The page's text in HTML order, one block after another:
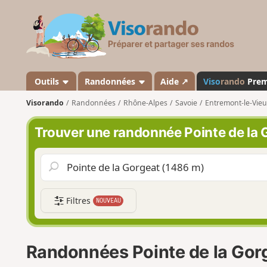
s
a
n
d
o
Outils Randonnées Aide ↗ Visorando
Visorando Randonnées Rhône-Alpes Savoie Entremont-le-
Trouver une randonnée Pointe de la
Filtres NOUVEAU
Randonnées Pointe de la